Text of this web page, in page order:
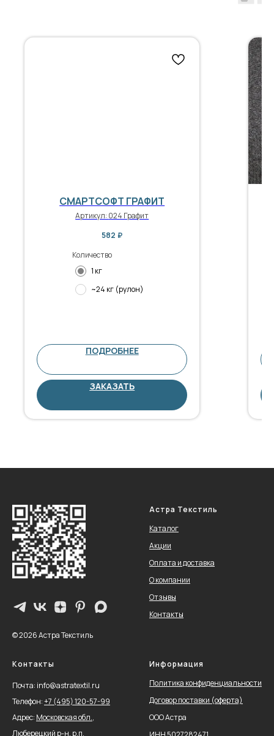
СМАРТСОФТ ГРАФИТ
Артикул: 024 Графит
582 ₽
Количество
1 кг
~24 кг (рулон)
ПОДРОБНЕЕ
ЗАКАЗАТЬ
© 2026 Астра Текстиль
Астра Текстиль
Каталог
Акции
Оплата и доставка
О компании
Отзывы
Контакты
Контакты
Почта: info@astratextil.ru
Телефон:+7 (495) 120-57-99
Адрес: Московская обл.,
Люберецкий р-н, р.п.
Информация
Политика конфиденциальности
Договор поставки (оферта)
ООО Астра